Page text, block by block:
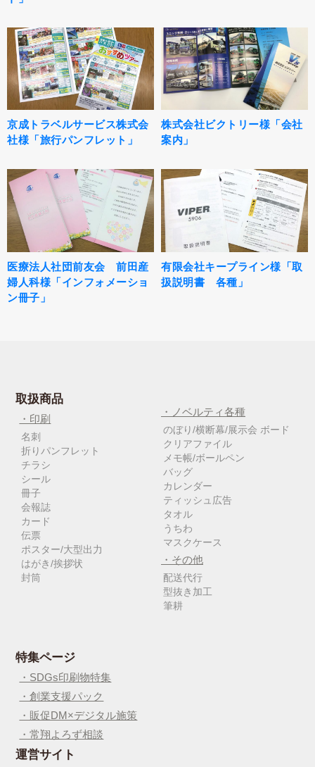
京成トラベルサービス株式会
社様「旅行パンフレット」
株式会社ビクトリー様「会社
案内」
医療法人社団前友会 前田産
婦人科様「インフォメーショ
ン冊子」
有限会社キープライン様「取
扱説明書 各種」
取扱商品
・印刷
名刺
折りパンフレット
チラシ
シール
冊子
会報誌
カード
伝票
ポスター/大型出力
はがき/挨拶状
封筒
・ノベルティ各種
のぼり/横断幕/展示会 ボード
クリアファイル
メモ帳/ボールペン
バッグ
カレンダー
ティッシュ広告
タオル
うちわ
マスクケース
・その他
配送代行
型抜き加工
筆耕
特集ページ
・SDGs印刷物特集
・創業支援パック
・販促DM×デジタル施策
・常翔よろず相談
運営サイト